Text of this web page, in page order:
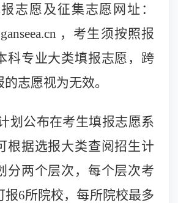
志愿及征集志愿网址：
，考生须按照报
科专业大类填报志愿，跨
志愿视为无效。
划公布在考生填报志愿系
根据选报大类查阅招生计
分两个层次，每个层次考
报6所院校，每所院校最多